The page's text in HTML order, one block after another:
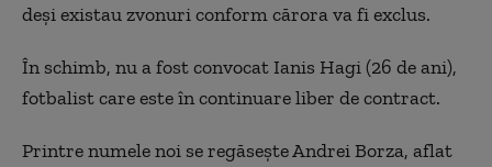
deși existau zvonuri conform cărora va fi exclus.
În schimb, nu a fost convocat Ianis Hagi (26 de ani),
fotbalist care este în continuare liber de contract.
Printre numele noi se regăsește Andrei Borza, aflat